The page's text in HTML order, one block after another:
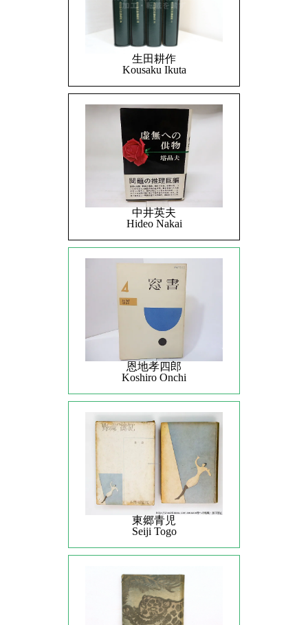
生田耕作
Kousaku Ikuta
中井英夫
Hideo Nakai
恩地孝四郎
Koshiro Onchi
東郷青児
Seiji Togo